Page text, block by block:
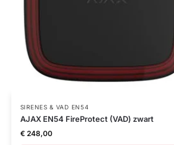
SIRENES & VAD EN54
AJAX EN54 FireProtect (VAD) zwart
€248,00